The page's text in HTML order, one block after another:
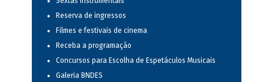
Reserva de ingressos
Filmes e festivais de cinema
Receba a programação
Concursos para Escolha de Espetáculos Musicais
Galeria BNDES